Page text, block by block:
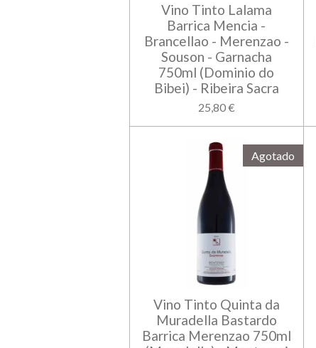
Vino Tinto Lalama
Barrica Mencia -
Brancellao - Merenzao -
Souson - Garnacha
750ml (Dominio do
Bibei) - Ribeira Sacra
25,80 €
Agotado
Vino Tinto Quinta da
Muradella Bastardo
Barrica Merenzao 750ml